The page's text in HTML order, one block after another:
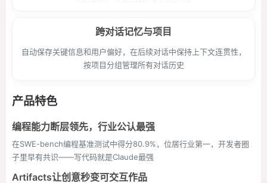
跨对话记忆与项目
自动保存关键信息和用户偏好，在后续对话中保持上下文连贯性，
按项目分组管理所有对话历史
产品特色
编程能力断层领先，行业公认最强
在SWE-bench编程基准测试中得分80.9%，位居行业第一，开发者圈
子里早有共识——写代码就是Claude最强
Artifacts让创意秒变可交互作品